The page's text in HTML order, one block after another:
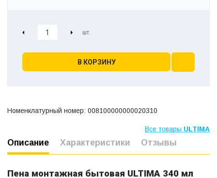
В КОРЗИНУ
Номенклатурный номер: 008100000000020310
Все товары ULTIMA
Описание Характеристики Отзывы
Пена монтажная бытовая ULTIMA 340 мл